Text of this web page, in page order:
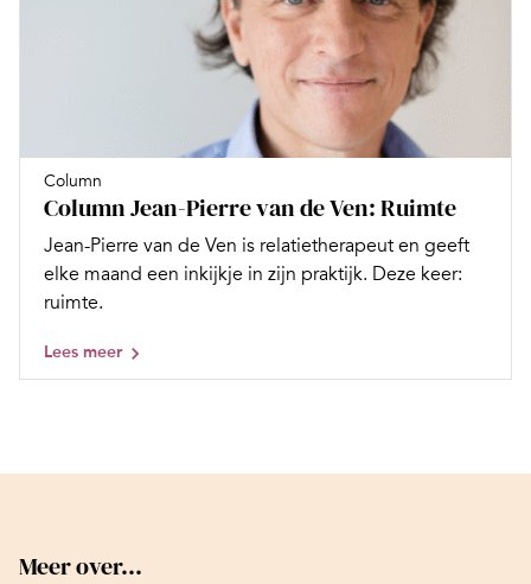
Column
Column Jean-Pierre van de Ven: Ruimte
Jean-Pierre van de Ven is relatietherapeut en geeft
elke maand een inkijkje in zijn praktijk. Deze keer:
ruimte.
Lees meer
Meer over...